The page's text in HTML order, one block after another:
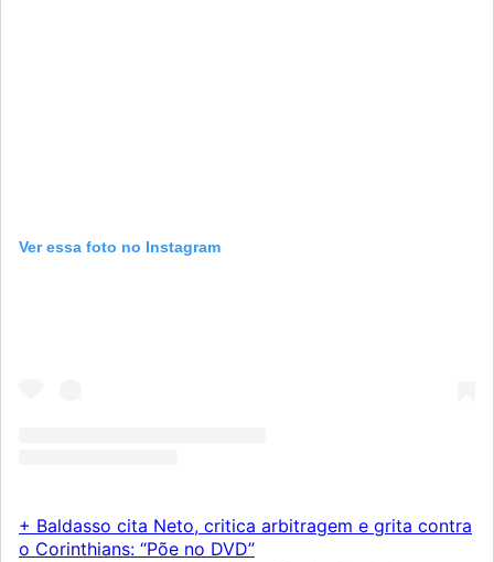
Ver essa foto no Instagram
+ Baldasso cita Neto, critica arbitragem e grita contra
o Corinthians: “Põe no DVD”